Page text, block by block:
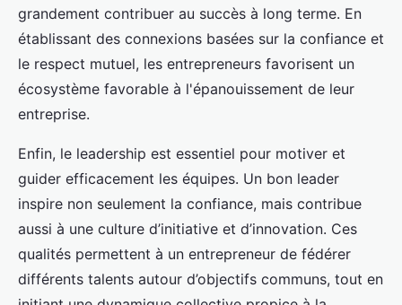
grandement contribuer au succès à long terme. En
établissant des connexions basées sur la confiance et
le respect mutuel, les entrepreneurs favorisent un
écosystème favorable à l'épanouissement de leur
entreprise.
Enfin, le leadership est essentiel pour motiver et
guider efficacement les équipes. Un bon leader
inspire non seulement la confiance, mais contribue
aussi à une culture d’initiative et d’innovation. Ces
qualités permettent à un entrepreneur de fédérer
différents talents autour d’objectifs communs, tout en